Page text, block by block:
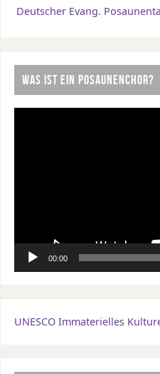
Deutscher Evang.
WAS IST EIN POSAUNENCHOR?
00:00
UNESCO Immaterielles